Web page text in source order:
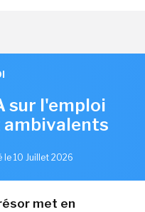
sur l'emploi
le 10 Juillet 2026
met en